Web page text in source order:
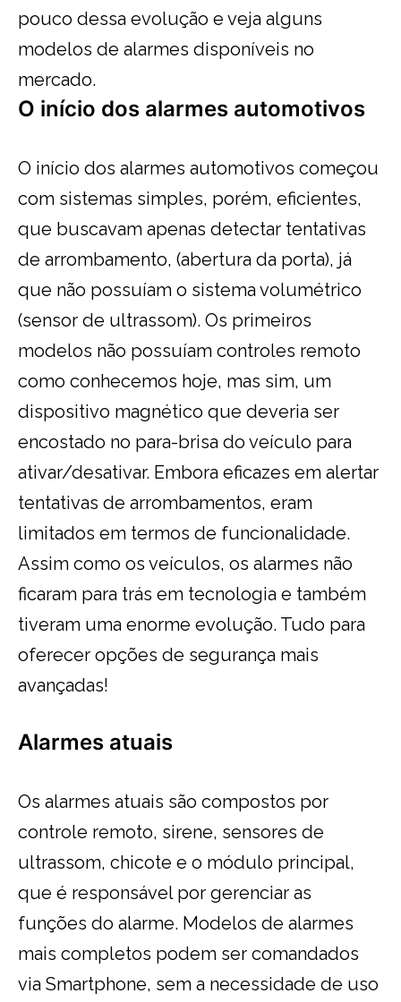
pouco dessa evolução e veja alguns
modelos de alarmes disponíveis no
mercado.
O início dos alarmes automotivos
O início dos alarmes automotivos começou
com sistemas simples, porém, eficientes,
que buscavam apenas detectar tentativas
de arrombamento, (abertura da porta), já
que não possuíam o sistema volumétrico
(sensor de ultrassom). Os primeiros
modelos não possuíam controles remoto
como conhecemos hoje, mas sim, um
dispositivo magnético que deveria ser
encostado no para-brisa do veículo para
ativar/desativar. Embora eficazes em alertar
tentativas de arrombamentos, eram
limitados em termos de funcionalidade.
Assim como os veículos, os alarmes não
ficaram para trás em tecnologia e também
tiveram uma enorme evolução. Tudo para
oferecer opções de segurança mais
avançadas!
Alarmes atuais
Os alarmes atuais são compostos por
controle remoto, sirene, sensores de
ultrassom, chicote e o módulo principal,
que é responsável por gerenciar as
funções do alarme. Modelos de alarmes
mais completos podem ser comandados
via Smartphone, sem a necessidade de uso